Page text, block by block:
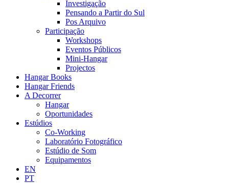
Investigação
Pensando a Partir do Sul
Pos Arquivo
Participação
Workshops
Eventos Públicos
Mini-Hangar
Projectos
Hangar Books
Hangar Friends
A Decorrer
Hangar
Oportunidades
Estúdios
Co-Working
Laboratório Fotográfico
Estúdio de Som
Equipamentos
EN
PT